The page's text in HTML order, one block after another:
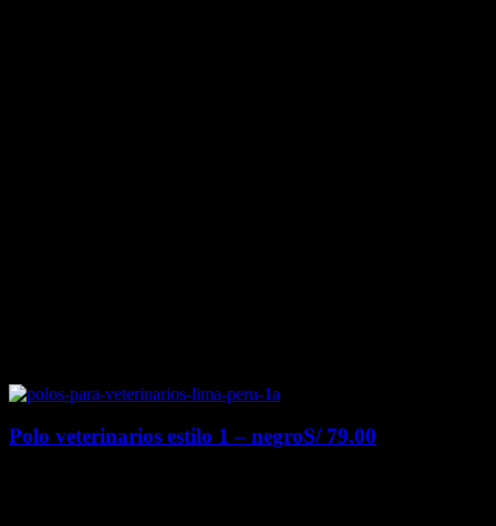
Polo veterinarios estilo 1 – negroS/79.00